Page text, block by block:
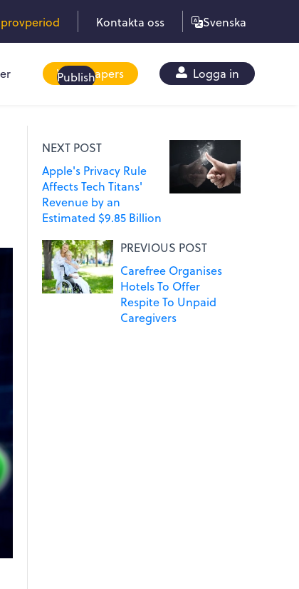
Kontakta oss Svenska
Publish
Whitepapers Logga in
NEXT POST
Apple's Privacy Rule
Affects Tech Titans'
Revenue by an
Estimated $9.85 Billion
PREVIOUS POST
Carefree Organises
Hotels To Offer
Respite To Unpaid
Caregivers